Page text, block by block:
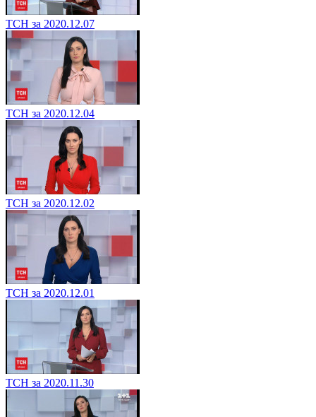
ТСН за 2020.12.07
ТСН за 2020.12.04
ТСН за 2020.12.02
ТСН за 2020.12.01
ТСН за 2020.11.30